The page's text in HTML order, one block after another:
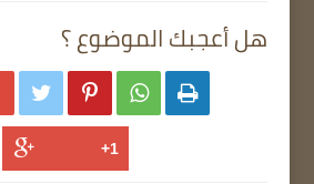
هل أعجبك الموضوع ؟
   